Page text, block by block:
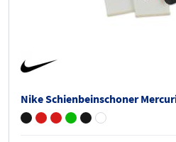
Nike Schienbeinschoner